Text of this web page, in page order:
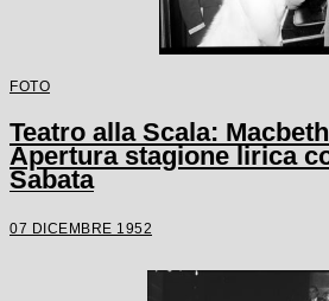
FOTO
Teatro alla Scala:
Apertura stagione lirica
Sabata
07 DICEMBRE 1952